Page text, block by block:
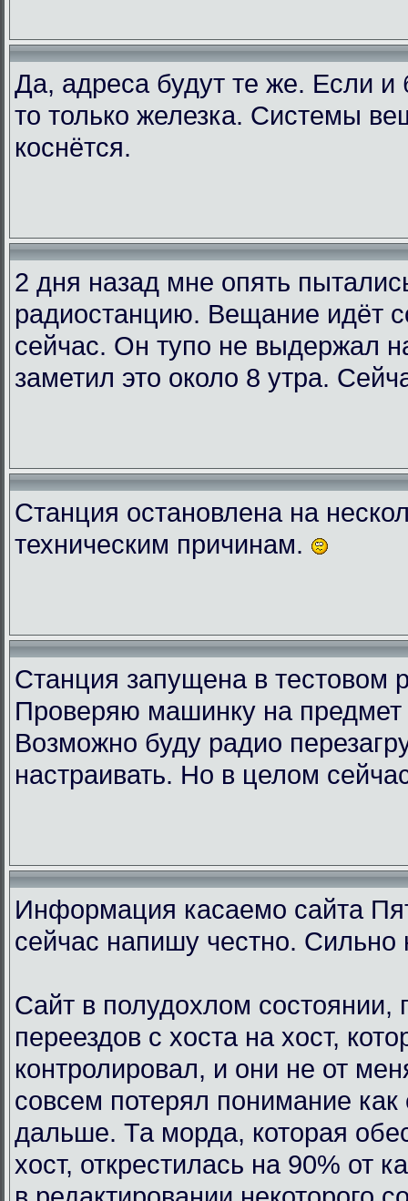
Да, адреса будут те же. Если и
то только железка. Системы
коснётся.
2 дня назад мне опять
радиостанцию. Вещание идёт
сейчас. Он тупо не выдержал
заметил это около 8 утра.
Станция остановлена на
техническим причинам.
Станция запущена в тестовом
Проверяю машинку на предмет
Возможно буду радио
настраивать. Но в целом
Информация касаемо сайта
сейчас напишу честно. Сильно
Сайт в полудохлом состоянии,
переездов с хоста на хост,
контролировал, и они не от
совсем потерял понимание как
дальше. Та морда, которая
хост, открестилась на 90% от